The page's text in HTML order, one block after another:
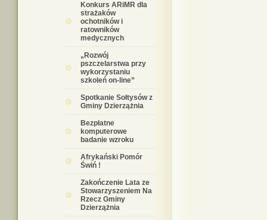
Konkurs ARiMR dla
strażaków
ochotników i
ratowników
medycznych
„Rozwój
pszczelarstwa przy
wykorzystaniu
szkoleń on-line”
Spotkanie Sołtysów z
Gminy Dzierzążnia
Bezpłatne
komputerowe
badanie wzroku
Afrykański Pomór
Świń !
Zakończenie Lata ze
Stowarzyszeniem Na
Rzecz Gminy
Dzierzążnia